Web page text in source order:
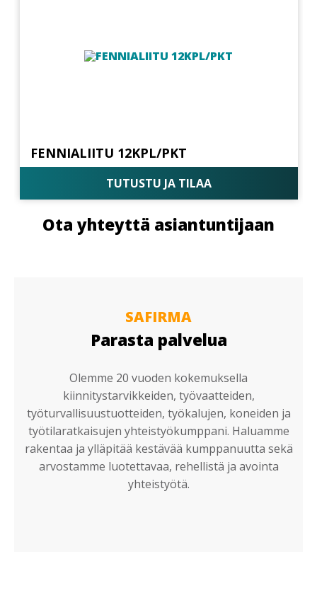
FENNIALIITU 12KPL/PKT
TUTUSTU JA TILAA
Ota yhteyttä asiantuntijaan
SAFIRMA
Parasta palvelua
Olemme 20 vuoden kokemuksella
kiinnitystarvikkeiden, työvaatteiden,
työturvallisuustuotteiden, työkalujen, koneiden ja
työtilaratkaisujen yhteistyökumppani. Haluamme
rakentaa ja ylläpitää kestävää kumppanuutta sekä
arvostamme luotettavaa, rehellistä ja avointa
yhteistyötä.